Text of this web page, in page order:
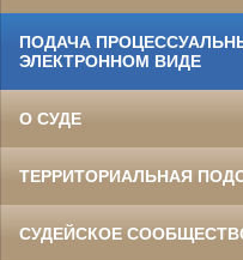
ПОДАЧА
ЭЛЕКТРОННОМ ВИДЕ
О СУДЕ
ТЕРРИТОРИАЛЬНАЯ
СУДЕЙСКОЕ